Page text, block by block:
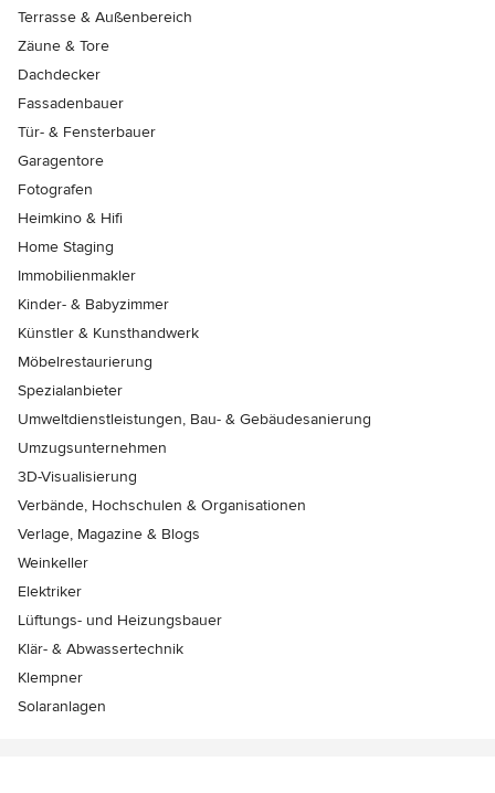
Terrasse & Außenbereich
Zäune & Tore
Dachdecker
Fassadenbauer
Tür- & Fensterbauer
Garagentore
Fotografen
Heimkino & Hifi
Home Staging
Immobilienmakler
Kinder- & Babyzimmer
Künstler & Kunsthandwerk
Möbelrestaurierung
Spezialanbieter
Umweltdienstleistungen, Bau- & Gebäudesanierung
Umzugsunternehmen
3D-Visualisierung
Verbände, Hochschulen & Organisationen
Verlage, Magazine & Blogs
Weinkeller
Elektriker
Lüftungs- und Heizungsbauer
Klär- & Abwassertechnik
Klempner
Solaranlagen